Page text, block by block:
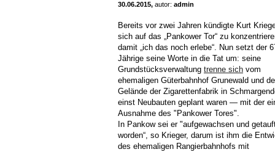
30.06.2015, autor: admin
Bereits vor zwei Jahren kündigte Kurt
sich auf das „Pankower Tor“ zu
damit „ich das noch erlebe“. Nun setzt der
Jährige seine Worte in die Tat um: seine
Grundstücksverwaltung trenne sich vom
ehemaligen Güterbahnhof Grunewald und
Gelände der Zigarettenfabrik in
einst Neubauten geplant waren — mit der
Ausnahme des "Pankower Tores".
In Pankow sei er "aufgewachsen und
worden“, so Krieger, darum ist ihm die
des ehemaligen Rangierbahnhofs mit